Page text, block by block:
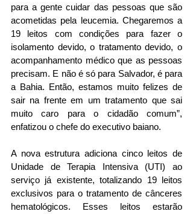
para a gente cuidar das pessoas que são
acometidas pela leucemia. Chegaremos a
19 leitos com condições para fazer o
isolamento devido, o tratamento devido, o
acompanhamento médico que as pessoas
precisam. E não é só para Salvador, é para
a Bahia. Então, estamos muito felizes de
sair na frente em um tratamento que sai
muito caro para o cidadão comum”,
enfatizou o chefe do executivo baiano.
A nova estrutura adiciona cinco leitos de
Unidade de Terapia Intensiva (UTI) ao
serviço já existente, totalizando 19 leitos
exclusivos para o tratamento de cânceres
hematológicos. Esses leitos estarão